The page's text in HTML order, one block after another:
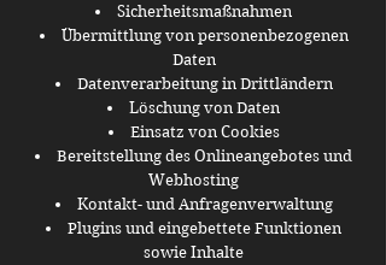
Sicherheitsmaßnahmen
Übermittlung von personenbezogenen
Daten
Datenverarbeitung in Drittländern
Löschung von Daten
Einsatz von Cookies
Bereitstellung des Onlineangebotes und
Webhosting
Kontakt- und Anfragenverwaltung
Plugins und eingebettete Funktionen
sowie Inhalte